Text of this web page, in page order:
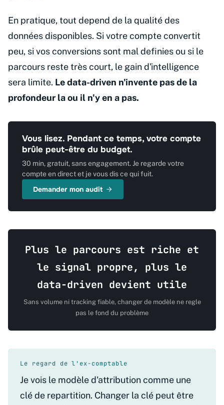
En pratique, tout depend de la qualité des
données disponibles. Si votre compte convertit
peu, si vos conversions sont mal definies ou si le
parcours reste très court, le gain d'intelligence
sera limite. Le data-driven n'invente pas de la
profondeur la ou il n'y en a pas.
Vous lisez. Pendant ce temps, votre compte
brûle peut-être du budget.
30 min, gratuit, sans engagement. Je regarde votre
compte en direct et je vous dis ce qui fuit.
Demander mon audit
Plus le parcours est riche et
le signal propre, plus le
data-driven devient utile
Sans volume ni tracking fiable, changer de modèle ne regle
pas le fond du problème
Le regard de l'ex-comptable
Je vois le modèle d'attribution comme une
clé de repartition. Changer la clé peut être